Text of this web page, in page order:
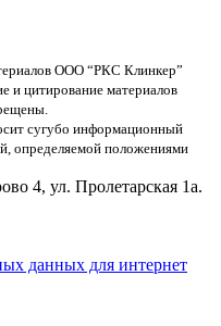
ООО “РКС Клинкер”
и цитирование материалов
сугубо информационный
определяемой положениями
4, ул. Пролетарская 1а.
данных для интернет